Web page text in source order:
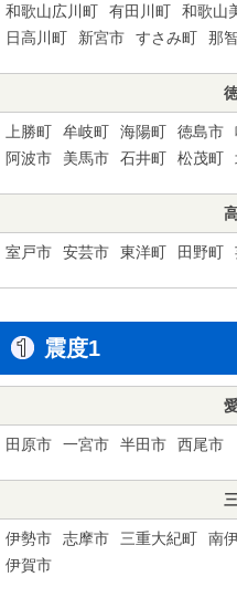
和歌山広川町
有田川町 和歌山
日高川町
新宮市 すさみ町 那
上勝町 牟岐町 海陽町 徳島市
阿波市
美馬市 石井町 松茂町
室戸市 安芸市 東洋町 田野町
震度1
田原市 一宮市 半田市 西尾市
伊勢市 志摩市 三重大紀町 南
伊賀市